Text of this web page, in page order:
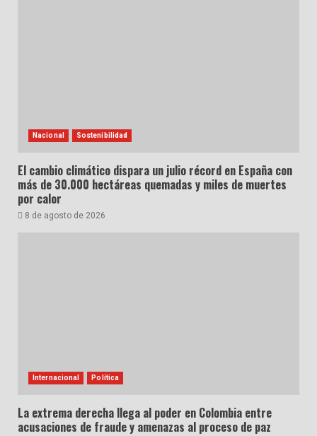
Nacional Sostenibilidad
El cambio climático dispara un julio récord en España con
más de 30.000 hectáreas quemadas y miles de muertes
por calor
8 de agosto de 2026
Internacional Política
La extrema derecha llega al poder en Colombia entre
acusaciones de fraude y amenazas al proceso de paz